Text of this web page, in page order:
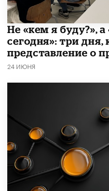
Не «кем я буду?»,
сегодня»: три
представление о
24 ИЮНЯ